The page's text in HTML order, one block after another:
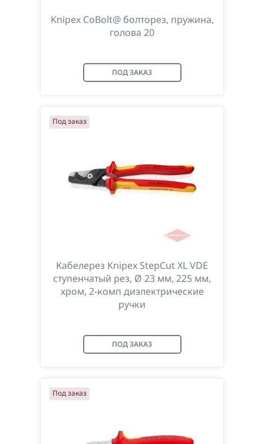
Knipex CoBolt@ болторез, пружина,
голова 20
ПОД ЗАКАЗ
Кабелерез Knipex StepCut XL VDE
ступенчатый рез, Ø 23 мм, 225 мм,
хром, 2-комп диэлектрические
ручки
ПОД ЗАКАЗ
Под заказ
Под заказ